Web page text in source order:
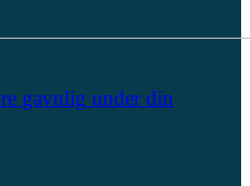
gavnlig under din